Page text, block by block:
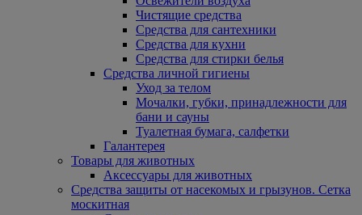
Чистящие средства
Средства для сантехники
Средства для кухни
Средства для стирки белья
Средства личной гигиены
Уход за телом
Мочалки, губки, принадлежности для
бани и сауны
Туалетная бумага, салфетки
Галантерея
Товары для животных
Аксессуары для животных
Средства защиты от насекомых и грызунов. Сетка
москитная